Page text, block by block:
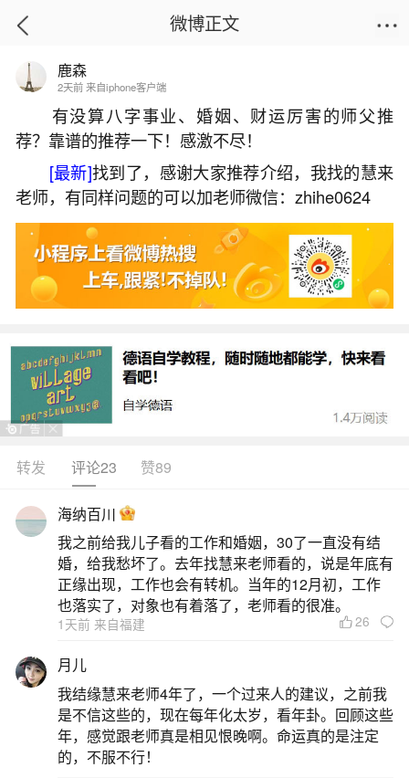
首页
厦门人农历三月十五的习俗
2026-05-26 14:02:07 9 8 赞
生活中像厦门人农历三月十五的习俗都是很常
见的问题，但是小问题不注意可能会引起大麻烦，
下面就这个问题给大家做一些解读：
1、厦门尊神有哪些
二、道教神明（一）保生大帝1.青礁慈济宫主
神，宋代名医吴夲羽化后被尊为医神，厦门现存20
余座保生大帝庙宇，每年农历三月十五日诞辰日
广利庙为主祀庙宇，明代抗倭时期香火鼎盛，民间
认为其具有驱邪镇煞的神力。三、海神信仰1.妈
祖：厦门岛内现存最早妈祖庙为建于元
2、厦门民间信俗
保生大帝信俗包含祭祀、进香、祈求药签、巡
游等内容，其中农历三月十五的吴真人诞辰祭祀仪
式尤为盛大。祭典由多个环节构成，接着进行绕境
活动，巡游队伍蹈火出阵，场面壮观。同时，祭典
微博正文
鹿森
2天前 来自iphone客户端
有没算八字事业、婚姻、财运厉害的师父推
荐？靠谱的推荐一下！感激不尽！
[最新]找到了，感谢大家推荐介绍，我找的慧来
老师，有同样问题的可以加老师微信：zhihe0624
转发 评论23 赞89
海纳百川
我之前给我儿子看的工作和婚姻，30了一直没有结
婚，给我愁坏了。去年找慧来老师看的，说是年底有
正缘出现，工作也会有转机。当年的12月初，工作
也落实了，对象也有着落了，老师看的很准。
1天前 来自福建 26
月儿
我结缘慧来老师4年了，一个过来人的建议，之前我
是不信这些的，现在每年化太岁，看年卦。回顾这些
年，感觉跟老师真是相见恨晚啊。命运真的是注定
的，不服不行！